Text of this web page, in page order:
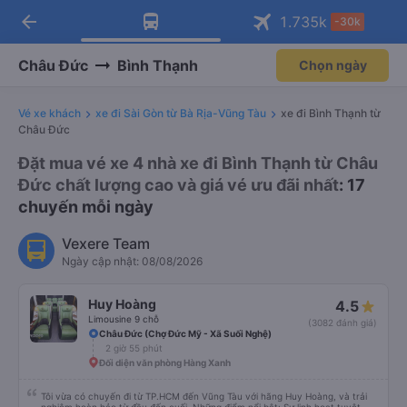
Tải app Vexere ngay!
Nhận ưu đãi thành viên độc
Mở app
Tải app Vexere
-30k/ghế khi đặt vé máy bay qua
Mở app
arrow_back 1.735k -30k
Châu Đức Bình Thạnh Chọn ngày
Vé xe khách xe đi Sài Gòn từ Bà Rịa-Vũng Tàu
xe đi Bình Thạnh từ
Châu Đức
Đặt mua vé xe 4 nhà xe đi Bình Thạnh từ Châu
Đức chất lượng cao và giá vé ưu đãi nhất: 17
chuyến mỗi ngày
Vexere Team
Ngày cập nhật: 08/08/2026
Huy Hoàng
Limousine 9 chỗ
4.5
(3082 đánh giá)
Châu Đức (Chợ Đức Mỹ - Xã Suối Nghệ)
2 giờ 55 phút
Đối diện văn phòng Hàng Xanh
Tôi vừa có chuyến đi từ TP.HCM đến Vũng Tàu với hãng Huy Hoàng, và trải